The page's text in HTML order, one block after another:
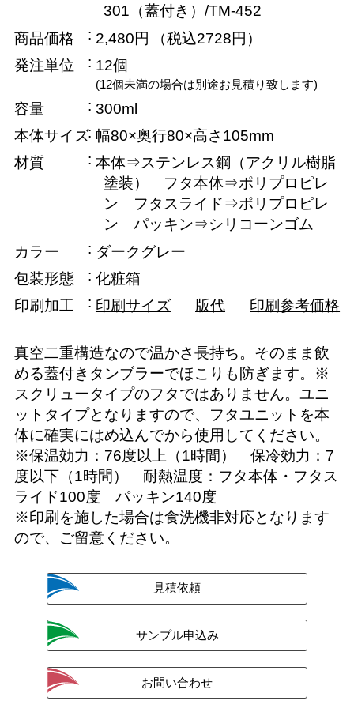
301（蓋付き）/TM-452
商品価格
2,480円
（税込2728円）
発注単位
12個
(12個未満の場合は別途お見積り致します)
容量
300ml
本体サイズ 幅80×奥行80×高さ105mm
材質
本体⇒ステンレス鋼（アクリル樹脂
塗装） フタ本体⇒ポリプロピレ
ン フタスライド⇒ポリプロピレ
ン パッキン⇒シリコーンゴム
カラー
ダークグレー
包装形態
化粧箱
印刷加工
印刷サイズ 版代 印刷参考価格
真空二重構造なので温かさ長持ち。そのまま飲
める蓋付きタンブラーでほこりも防ぎます。※
スクリュータイプのフタではありません。ユニ
ットタイプとなりますので、フタユニットを本
体に確実にはめ込んでから使用してください。
※保温効力：76度以上（1時間） 保冷効力：7
度以下（1時間） 耐熱温度：フタ本体・フタス
ライド100度 パッキン140度
※印刷を施した場合は食洗機非対応となります
ので、ご留意ください。